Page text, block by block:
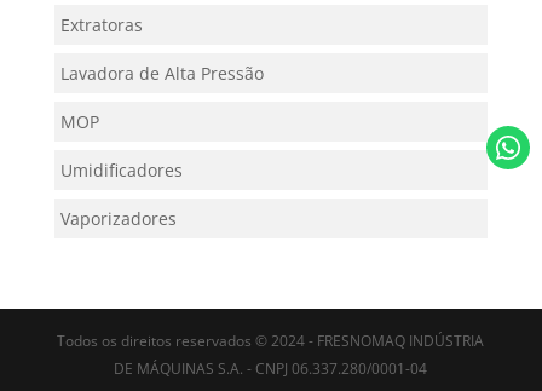
Extratoras
Lavadora de Alta Pressão
MOP
Umidificadores
Vaporizadores
Todos os direitos reservados © 2024 - FRESNOMAQ INDÚSTRIA
DE MÁQUINAS S.A. - CNPJ 06.337.280/0001-04